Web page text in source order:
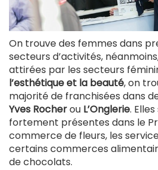
On trouve des femmes dans
secteurs d’activités,
attirées par les secteurs
l’esthétique et la beauté, on
majorité de franchisées dans
Yves Rocherou L’Onglerie.
fortement présentes dans le
commerce de fleurs, les
certains commerces
de chocolats.